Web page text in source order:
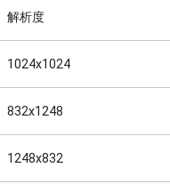
解析度
1024x1024
832x1248
1248x832